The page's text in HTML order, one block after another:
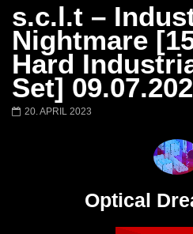
01:20:20
Techno Mix December 2023
ANDATA | Adam Beyer |
Schumacher | Space 92 |
s.c.l.t –
Nightmare
Hard
Set]
20. APRIL 2023
Optical